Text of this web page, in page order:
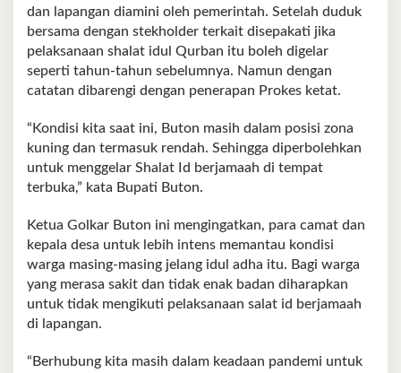
dan lapangan diamini oleh pemerintah. Setelah duduk
bersama dengan stekholder terkait disepakati jika
pelaksanaan shalat idul Qurban itu boleh digelar
seperti tahun-tahun sebelumnya. Namun dengan
catatan dibarengi dengan penerapan Prokes ketat.
“Kondisi kita saat ini, Buton masih dalam posisi zona
kuning dan termasuk rendah. Sehingga diperbolehkan
untuk menggelar Shalat Id berjamaah di tempat
terbuka,” kata Bupati Buton.
Ketua Golkar Buton ini mengingatkan, para camat dan
kepala desa untuk lebih intens memantau kondisi
warga masing-masing jelang idul adha itu. Bagi warga
yang merasa sakit dan tidak enak badan diharapkan
untuk tidak mengikuti pelaksanaan salat id berjamaah
di lapangan.
“Berhubung kita masih dalam keadaan pandemi untuk